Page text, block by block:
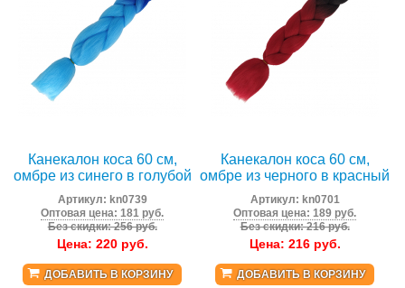
Канекалон коса 60 см,
омбре из синего в голубой
Артикул: kn0739
Оптовая цена: 181 руб.
Без скидки: 256 руб.
Цена: 220руб.
ДОБАВИТЬ В КОРЗИНУ
Канекалон коса 60 см,
омбре из черного в красный
Артикул: kn0701
Оптовая цена: 189 руб.
Без скидки: 216 руб.
Цена: 216руб.
ДОБАВИТЬ В КОРЗИНУ